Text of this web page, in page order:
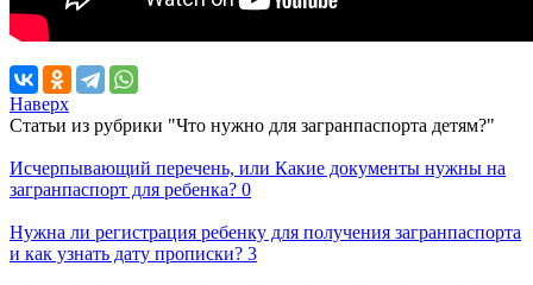
Наверх
Статьи из рубрики "Что нужно для загранпаспорта детям?"
Исчерпывающий перечень, или Какие документы нужны на
загранпаспорт для ребенка? 0
Нужна ли регистрация ребенку для получения загранпаспорта
и как узнать дату прописки? 3